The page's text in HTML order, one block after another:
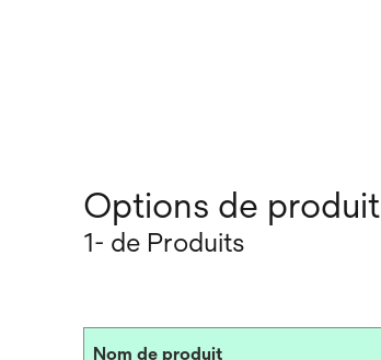
Options de produit
1- de Produits
Nom de produit